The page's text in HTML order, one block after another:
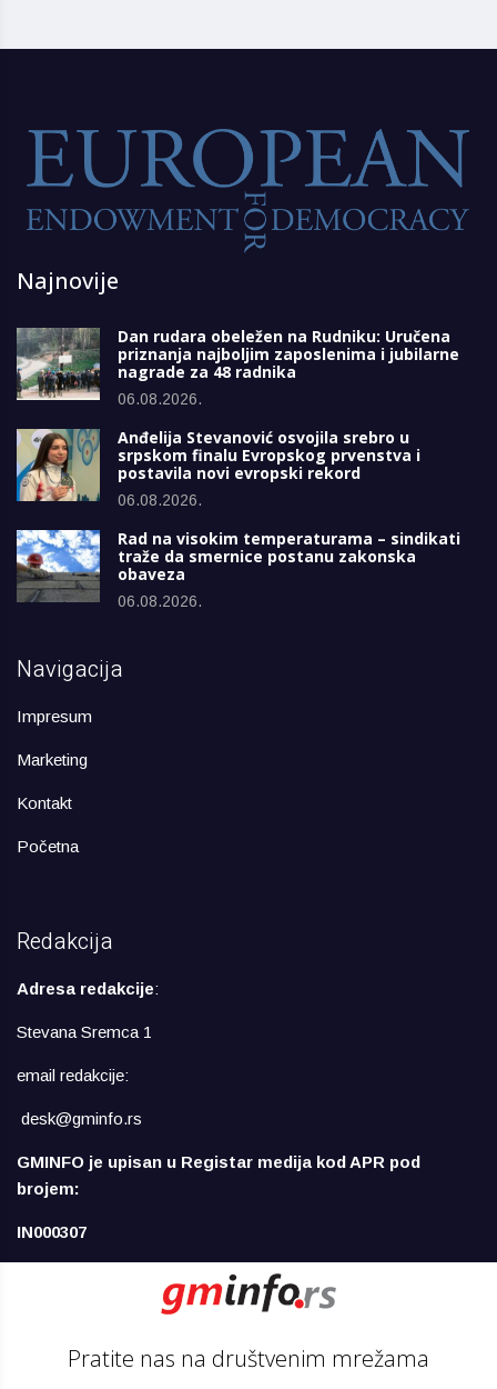
Najnovije
Dan rudara obeležen na Rudniku: Uručena
priznanja najboljim zaposlenima i jubilarne
nagrade za 48 radnika
06.08.2026.
Anđelija Stevanović osvojila srebro u
srpskom finalu Evropskog prvenstva i
postavila novi evropski rekord
06.08.2026.
Rad na visokim temperaturama – sindikati
traže da smernice postanu zakonska
obaveza
06.08.2026.
Navigacija
Impresum
Marketing
Kontakt
Početna
Redakcija
Adresa redakcije:
Stevana Sremca 1
email redakcije:
desk@gminfo.rs
GMINFO je upisan u Registar medija kod APR pod
brojem:
IN000307
Pratite nas na društvenim mrežama